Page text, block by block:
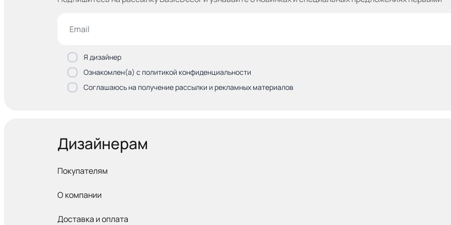
Я дизайнер
Ознакомлен(а) с политикой конфиденциальности
Соглашаюсь на получение рассылки и рекламных материалов
Дизайнерам
Покупателям
О компании
Доставка и оплата